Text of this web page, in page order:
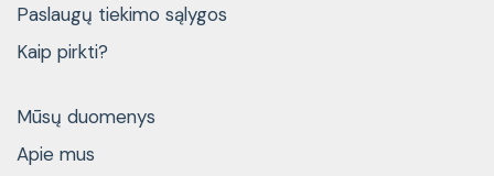
Paslaugų tiekimo sąlygos
Kaip pirkti?
Mūsų duomenys
Apie mus